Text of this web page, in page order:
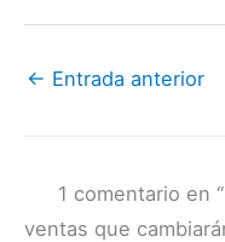
← Entrada anterior
1 comentario en
ventas que